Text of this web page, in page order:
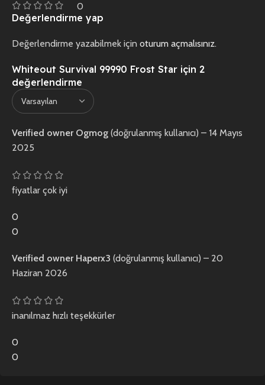
0
Whiteout Survival 99990 Frost Star için 2
değerlendirme
Verified owner Ogmog (doğrulanmış kullanıcı) – 14 Mayıs
2025
fiyatlar çok iyi
0
0
Verified owner Haperx3 (doğrulanmış kullanıcı) – 20
Haziran 2026
inanılmaz hızlı teşekkürler
0
0
Değerlendirme yap
Değerlendirme yazabilmek için oturum açmalısınız.